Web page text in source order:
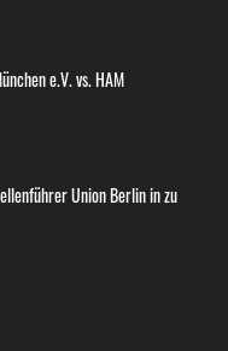
e.V. vs. HAM
Union Berlin in zu